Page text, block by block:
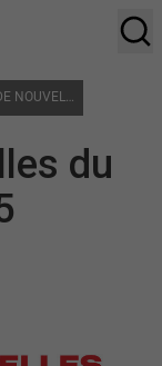
BULLETIN DE NOUVELLES DU 5 SEPTEMBRE 2025
du